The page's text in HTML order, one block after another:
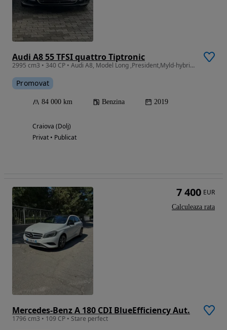
Audi A8 55 TFSI quattro Tiptronic
2995 cm3 • 340 CP • Audi A8, Model Long ,President,Myld-hybrid,80.000 km reali,pret cu TVA
Promovat
84 000 km Benzina 2019
Craiova (Dolj)
Privat • Publicat
Mercedes-Benz A 180 CDI BlueEfficiency Aut.
1796 cm3 • 109 CP • Stare perfect
7 400 EUR
Calculeaza rata